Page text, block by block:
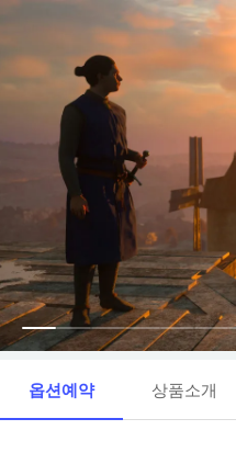
옵션예약 상품소개